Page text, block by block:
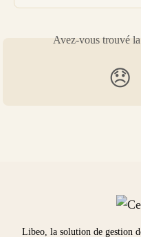
Avez-vous trouvé
😞
Libeo, la solution de gestion